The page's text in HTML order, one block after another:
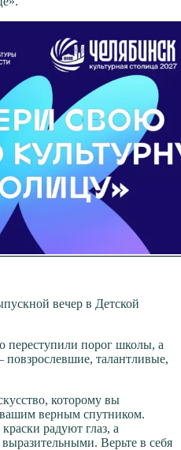
вечер в Детской
переступили порог школы, а
повзрослевшие, талантливые,
которому вы
вашим верным спутником.
радуют глаз, а
Верьте в себя